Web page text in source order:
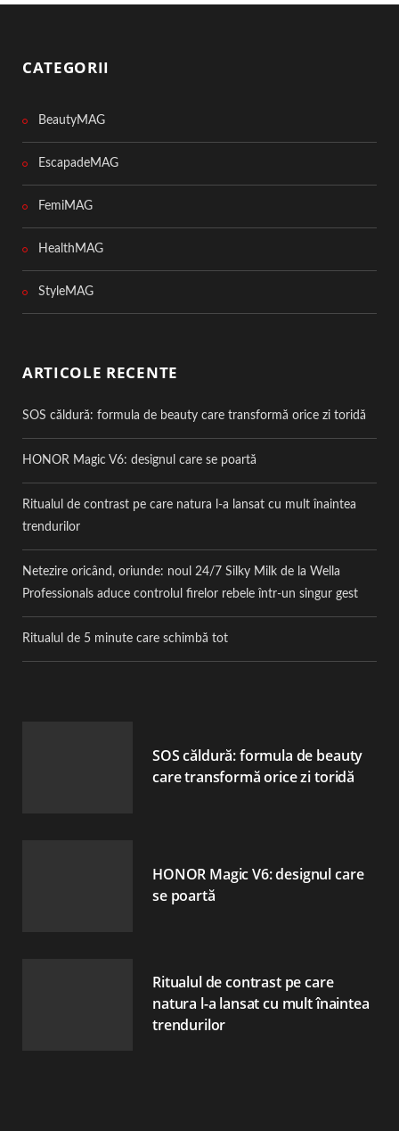
CATEGORII
BeautyMAG
EscapadeMAG
FemiMAG
HealthMAG
StyleMAG
ARTICOLE RECENTE
SOS căldură: formula de beauty care transformă orice zi toridă
HONOR Magic V6: designul care se poartă
Ritualul de contrast pe care natura l-a lansat cu mult înaintea
trendurilor
Netezire oricând, oriunde: noul 24/7 Silky Milk de la Wella
Professionals aduce controlul firelor rebele într-un singur gest
Ritualul de 5 minute care schimbă tot
SOS căldură: formula de beauty
care transformă orice zi toridă
HONOR Magic V6: designul care
se poartă
Ritualul de contrast pe care
natura l-a lansat cu mult înaintea
trendurilor